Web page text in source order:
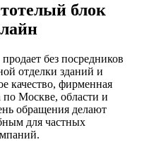
блок
без посредников
отделки зданий и
качество, фирменная
по Москве, области и
обращения делают
для частных